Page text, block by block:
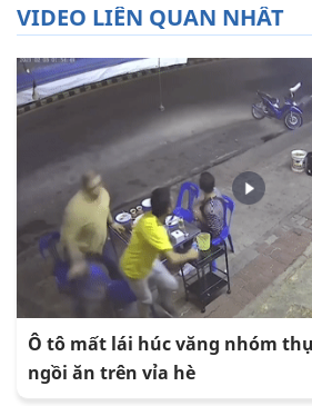
VIDEO LIÊN QUAN NHẤT
Ô tô mất lái húc văng nhóm
ngồi ăn trên vỉa hè